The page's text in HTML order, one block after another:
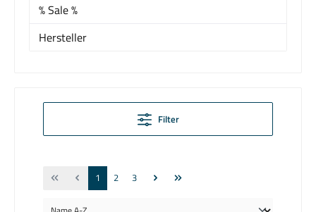
% Sale %
Hersteller
Filter
1 2 3